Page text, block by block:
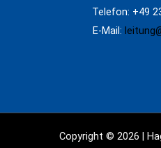
Telefon: +49
E-Mail:
Copyright © 2026 |